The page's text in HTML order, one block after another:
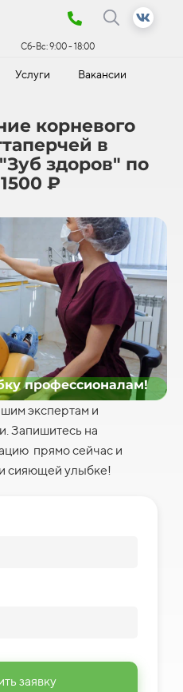
Сб-Вс:9:00 - 18:00
Услуги Вакансии
корневого
в
здоров" по
₽
профессионалам!
экспертам и
Запишитесь на
прямо сейчас и
сияющей улыбке!
заявку